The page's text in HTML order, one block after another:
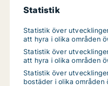
Statistik
Statistik över
att hyra i olika områden
Statistik över
att hyra i olika områden
Statistik över
bostäder i olika områden